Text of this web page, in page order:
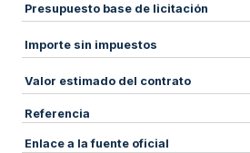
Presupuesto base de licitación
Importe sin impuestos
Valor estimado del contrato
Referencia
Enlace a la fuente oficial